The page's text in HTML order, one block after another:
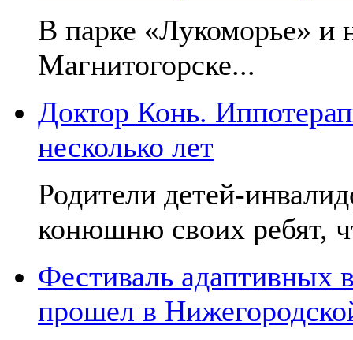
В парке «Лукоморье» и
Магнитогорске...
Доктор Конь.
несколько лет
Родители детей-
конюшню своих ребят,
Фестиваль адаптивных
прошел в